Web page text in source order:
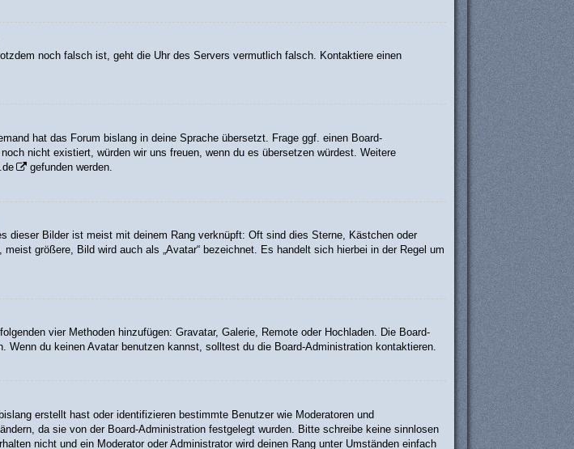
noch falsch ist, geht die Uhr des Servers vermutlich falsch. Kontaktiere einen
hat das Forum bislang in deine Sprache übersetzt. Frage ggf. einen Board-
nicht existiert, würden wir uns freuen, wenn du es übersetzen würdest. Weitere
gefunden werden.
dieser Bilder ist meist mit deinem Rang verknüpft: Oft sind dies Sterne, Kästchen oder
größere, Bild wird auch als „Avatar“ bezeichnet. Es handelt sich hierbei in der Regel um
vier Methoden hinzufügen: Gravatar, Galerie, Remote oder Hochladen. Die Board-
du keinen Avatar benutzen kannst, solltest du die Board-Administration kontaktieren.
erstellt hast oder identifizieren bestimmte Benutzer wie Moderatoren und
da sie von der Board-Administration festgelegt wurden. Bitte schreibe keine sinnlosen
nicht und ein Moderator oder Administrator wird deinen Rang unter Umständen einfach